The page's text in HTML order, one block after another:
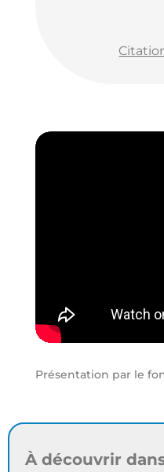
Présentation par le
À découvrir